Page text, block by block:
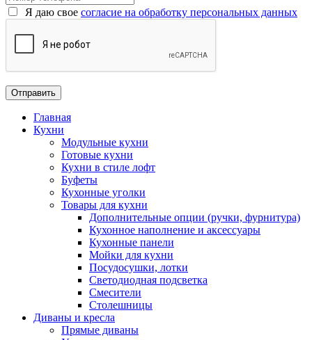
Я даю свое согласие на обработку персональных данных
Главная
Кухни
Модульные кухни
Готовые кухни
Кухни в стиле лофт
Буфеты
Кухонные уголки
Товары для кухни
Дополнительные опции (ручки, фурнитура)
Кухонное наполнение и аксессуары
Кухонные панели
Мойки для кухни
Посудосушки, лотки
Светодиодная подсветка
Смесители
Столешницы
Диваны и кресла
Прямые диваны